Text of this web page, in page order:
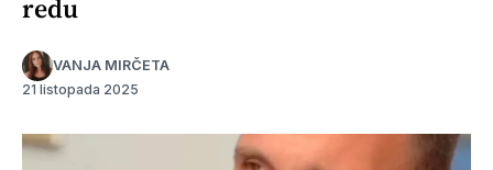
redu
VANJA MIRČETA
21 listopada 2025